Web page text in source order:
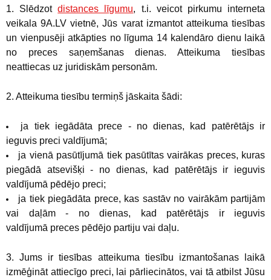
1. Slēdzotdistances līgumu, t.i. veicot pirkumu interneta
veikala 9A.LV vietnē, Jūs varat izmantot atteikuma tiesības
un vienpusēji atkāpties no līguma 14 kalendāro dienu laikā
no preces saņemšanas dienas. Atteikuma tiesības
neattiecas uz juridiskām personām.
2. Atteikuma tiesību termiņš jāskaita šādi:
ja tiek iegādāta prece - no dienas, kad patērētājs ir
ieguvis preci valdījumā;
ja vienā pasūtījumā tiek pasūtītas vairākas preces, kuras
piegādā atsevišķi - no dienas, kad patērētājs ir ieguvis
valdījumā pēdējo preci;
ja tiek piegādāta prece, kas sastāv no vairākām partijām
vai daļām - no dienas, kad patērētājs ir ieguvis
valdījumā preces pēdējo partiju vai daļu.
3. Jums ir tiesības atteikuma tiesību izmantošanas laikā
izmēģināt attiecīgo preci, lai pārliecinātos, vai tā atbilst Jūsu